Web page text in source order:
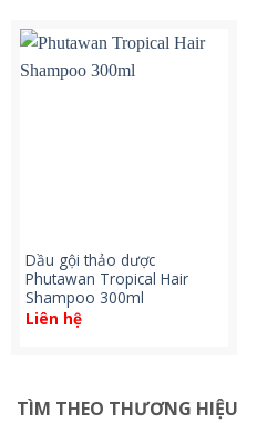
Dầu gội thảo dược
Phutawan Tropical Hair
Shampoo 300ml
Liên hệ
TÌM THEO THƯƠNG HIỆU